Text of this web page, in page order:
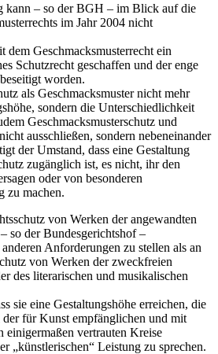
kann – so der BGH – im Blick auf die
im Jahr 2004 nicht
dem Geschmacksmusterrecht ein
Schutzrecht geschaffen und der enge
worden.
als Geschmacksmuster nicht mehr
sondern die Unterschiedlichkeit
Geschmacksmusterschutz und
ausschließen, sondern nebeneinander
der Umstand, dass eine Gestaltung
zugänglich ist, es nicht, ihr den
oder von besonderen
zu machen.
von Werken der angewandten
so der Bundesgerichtshof –
Anforderungen zu stellen als an
von Werken der zweckfreien
des literarischen und musikalischen
sie eine Gestaltungshöhe erreichen, die
der für Kunst empfänglichen und mit
einigermaßen vertrauten Kreise
„künstlerischen“ Leistung zu sprechen.